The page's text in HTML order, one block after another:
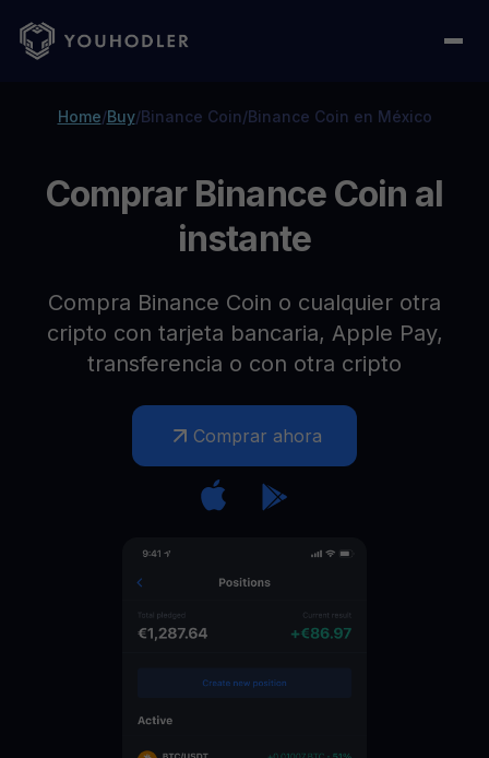
Home/Buy/Binance Coin/Binance Coin en México
Comprar Binance Coin al
instante
Compra Binance Coin o cualquier otra
cripto con tarjeta bancaria, Apple Pay,
transferencia o con otra cripto
Comprar ahora